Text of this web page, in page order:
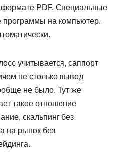
формате PDF. Специальные
программы на компьютер.
учитывается, саппорт
не столько вывод
не было. Тут же
такое отношение
скальпинг без
на рынок без